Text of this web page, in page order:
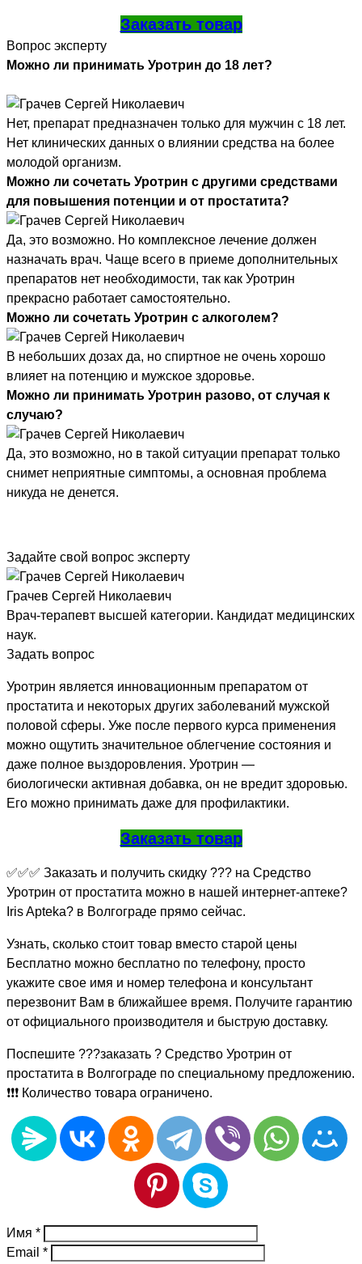
Заказать товар
Вопрос эксперту
Можно ли принимать Уротрин до 18 лет?
Нет, препарат предназначен только для мужчин с 18 лет.
Нет клинических данных о влиянии средства на более
молодой организм.
Можно ли сочетать Уротрин с другими средствами
для повышения потенции и от простатита?
Да, это возможно. Но комплексное лечение должен
назначать врач. Чаще всего в приеме дополнительных
препаратов нет необходимости, так как Уротрин
прекрасно работает самостоятельно.
Можно ли сочетать Уротрин с алкоголем?
В небольших дозах да, но спиртное не очень хорошо
влияет на потенцию и мужское здоровье.
Можно ли принимать Уротрин разово, от случая к
случаю?
Да, это возможно, но в такой ситуации препарат только
снимет неприятные симптомы, а основная проблема
никуда не денется.
Задайте свой вопрос эксперту
Грачев Сергей Николаевич
Врач-терапевт высшей категории. Кандидат медицинских
наук.
Задать вопрос
Уротрин является инновационным препаратом от
простатита и некоторых других заболеваний мужской
половой сферы. Уже после первого курса применения
можно ощутить значительное облегчение состояния и
даже полное выздоровления. Уротрин —
биологически активная добавка, он не вредит здоровью.
Его можно принимать даже для профилактики.
Заказать товар
✅✅✅ Заказать и получить скидку ??? на Средство
Уротрин от простатита можно в нашей интернет-аптеке?
Iris Apteka? в Волгограде прямо сейчас.
Узнать, сколько стоит товар вместо старой цены
Бесплатно можно бесплатно по телефону, просто
укажите свое имя и номер телефона и консультант
перезвонит Вам в ближайшее время. Получите гарантию
от официального производителя и быструю доставку.
Поспешите ???заказать ? Средство Уротрин от
простатита в Волгограде по специальному предложению.
❗❗❗ Количество товара ограничено.
Имя *
Email *